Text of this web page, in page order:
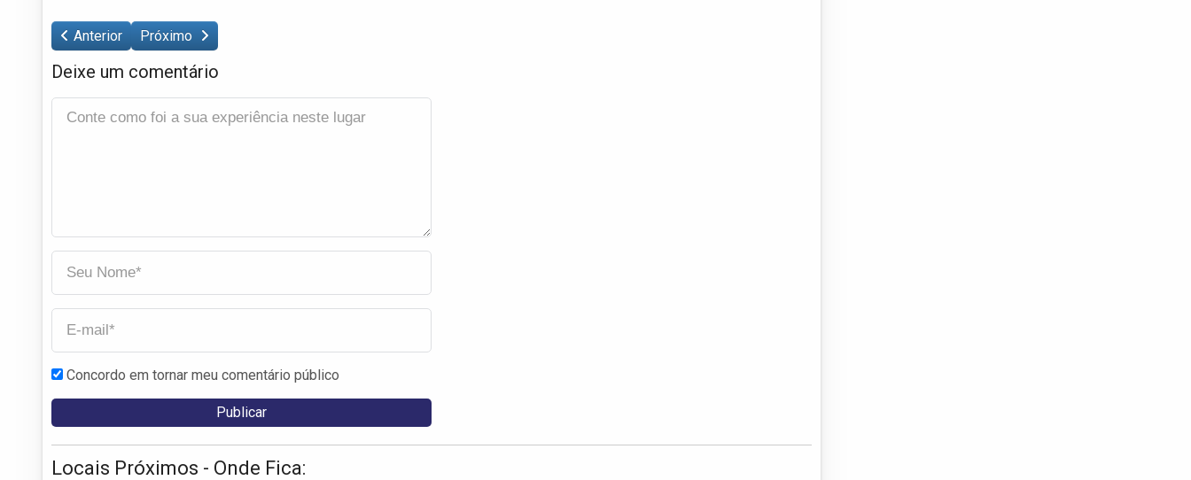
Anterior Próximo
Deixe um comentário
Concordo em tornar meu comentário público
Locais Próximos - Onde Fica: